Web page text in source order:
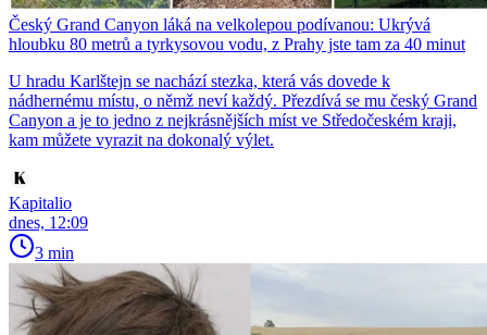
Český Grand Canyon láká na velkolepou podívanou: Ukrývá
hloubku 80 metrů a tyrkysovou vodu, z Prahy jste tam za 40 minut
U hradu Karlštejn se nachází stezka, která vás dovede k
nádhernému místu, o němž neví každý. Přezdívá se mu český Grand
Canyon a je to jedno z nejkrásnějších míst ve Středočeském kraji,
kam můžete vyrazit na dokonalý výlet.
Kapitalio
dnes, 12:09
3 min